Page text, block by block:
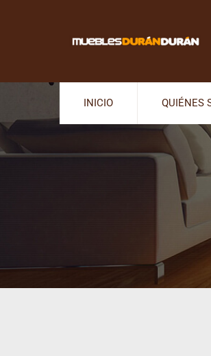
INICIO QUIÉNES